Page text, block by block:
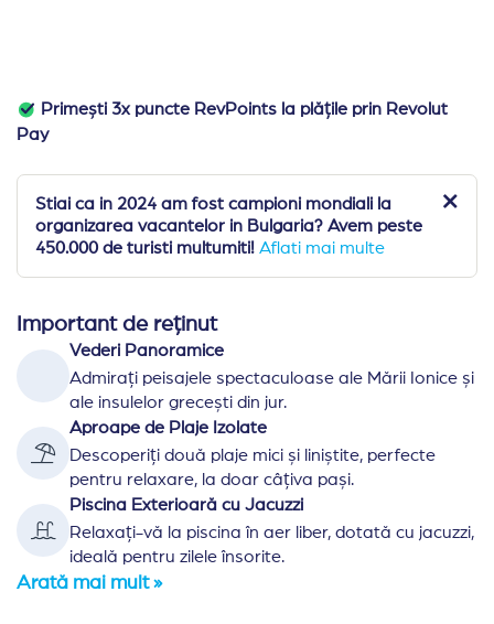
Primești 3x puncte RevPoints la plățile prin Revolut
Pay
Stiai ca in 2024 am fost campioni mondiali la
organizarea vacantelor in Bulgaria? Avem peste
450.000 de turisti multumiti! Aflati mai multe
Important de reținut
Vederi Panoramice
Admirați peisajele spectaculoase ale Mării Ionice și
ale insulelor grecești din jur.
Aproape de Plaje Izolate
Descoperiți două plaje mici și liniștite, perfecte
pentru relaxare, la doar câțiva pași.
Piscina Exterioară cu Jacuzzi
Relaxați-vă la piscina în aer liber, dotată cu jacuzzi,
ideală pentru zilele însorite.
Arată mai mult »